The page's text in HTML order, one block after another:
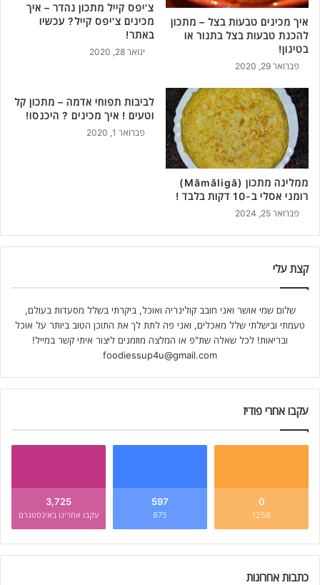
איך מכינים טבעות בצל – מתכון
להכנת טבעות בצל בתנור או
בטיגון!
פברואר 29, 2020
צ'יפס קייל מתכון נהדר – איך
מכינים צ'יפס קייל? עכשיו
באתר!
ינואר 28, 2020
ממליגה מתכון (Mămăligă)
רומני אסלי ב-10 דקות בלבד !
פברואר 25, 2024
לביבות תפוחי אדמה – מתכון קל
וטעים ! איך מכינים ? היכנסו!
פברואר 1, 2020
קצת עלי
שלום שמי אושר ואני חובב קולינריה ואוכל, ביקרתי בשלל מסעדות בעולם,
טעמתי ובישלתי שלל מאכלים, ואני פה לתת לך את התוכן הטוב ביותר על אוכל
ובריאות! לכל שאלה שת"פ או המלצה מוזמנים ליצור איתי קשר במייל!
foodiessup4u@gmail.com
עקבו אחרי פודיז
0
1256
597
875
3,725
עקבו אחרינו באינסטגרם
כתבות אחרונות